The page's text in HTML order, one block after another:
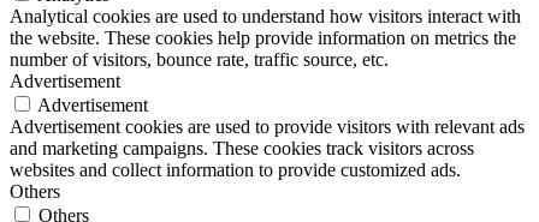
Analytical cookies are used to understand how visitors interact with
the website. These cookies help provide information on metrics the
number of visitors, bounce rate, traffic source, etc.
Advertisement
Advertisement
Advertisement cookies are used to provide visitors with relevant ads
and marketing campaigns. These cookies track visitors across
websites and collect information to provide customized ads.
Others
Others